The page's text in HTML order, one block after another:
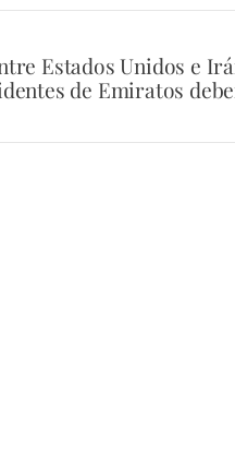
Estados Unidos e
de Emiratos